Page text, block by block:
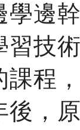
邊
技
課程
，